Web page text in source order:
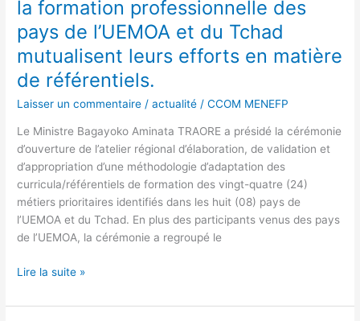
formation
professionnelle.
la formation professionnelle des
pays de l’UEMOA et du Tchad
mutualisent leurs efforts en matière
de référentiels.
Laisser un commentaire /actualité /CCOM MENEFP
Le Ministre Bagayoko Aminata TRAORE a présidé la cérémonie
d’ouverture de l’atelier régional d’élaboration, de validation et
d’appropriation d’une méthodologie d’adaptation des
curricula/référentiels de formation des vingt-quatre (24)
métiers prioritaires identifiés dans les huit (08) pays de
l’UEMOA et du Tchad. En plus des participants venus des pays
de l’UEMOA, la cérémonie a regroupé le
acteurs
de
la
formation
professionnelle
des
efforts
Lire la suite »